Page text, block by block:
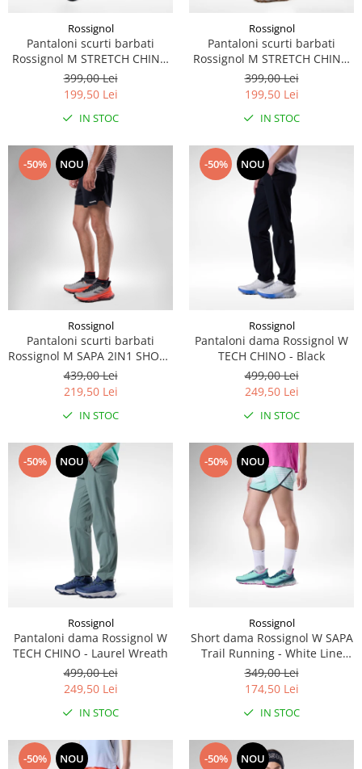
Rossignol
Pantaloni scurti barbati
Rossignol M STRETCH CHINO
SHORT 7" - Black
399,00 Lei
199,50 Lei
IN STOC
Rossignol
Pantaloni scurti barbati
Rossignol M STRETCH CHINO
SHORT 7" - Laurel Wreath
399,00 Lei
199,50 Lei
IN STOC
-50% NOU
Rossignol
Pantaloni scurti barbati
Rossignol M SAPA 2IN1 SHORT
5" - Black
439,00 Lei
219,50 Lei
IN STOC
-50% NOU
Rossignol
Pantaloni dama Rossignol W
TECH CHINO - Black
499,00 Lei
249,50 Lei
IN STOC
-50% NOU
Rossignol
Pantaloni dama Rossignol W
TECH CHINO - Laurel Wreath
499,00 Lei
249,50 Lei
IN STOC
-50% NOU
Rossignol
Short dama Rossignol W SAPA
Trail Running - White Line
Fogg
349,00 Lei
174,50 Lei
IN STOC
-50% NOU -50% NOU